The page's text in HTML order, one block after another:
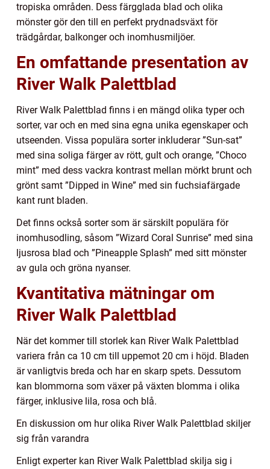
tropiska områden. Dess färgglada blad och olika
mönster gör den till en perfekt prydnadsväxt för
trädgårdar, balkonger och inomhusmiljöer.
En omfattande presentation av
River Walk Palettblad
River Walk Palettblad finns i en mängd olika typer och
sorter, var och en med sina egna unika egenskaper och
utseenden. Vissa populära sorter inkluderar ”Sun-sat”
med sina soliga färger av rött, gult och orange, ”Choco
mint” med dess vackra kontrast mellan mörkt brunt och
grönt samt ”Dipped in Wine” med sin fuchsiafärgade
kant runt bladen.
Det finns också sorter som är särskilt populära för
inomhusodling, såsom ”Wizard Coral Sunrise” med sina
ljusrosa blad och ”Pineapple Splash” med sitt mönster
av gula och gröna nyanser.
Kvantitativa mätningar om
River Walk Palettblad
När det kommer till storlek kan River Walk Palettblad
variera från ca 10 cm till uppemot 20 cm i höjd. Bladen
är vanligtvis breda och har en skarp spets. Dessutom
kan blommorna som växer på växten blomma i olika
färger, inklusive lila, rosa och blå.
En diskussion om hur olika River Walk Palettblad skiljer
sig från varandra
Enligt experter kan River Walk Palettblad skilja sig i